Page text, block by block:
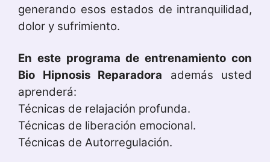
generando esos estados de intranquilidad,
dolor y sufrimiento.
En este programa de entrenamiento con
Bio Hipnosis Reparadora además usted
aprenderá:
Técnicas de relajación profunda.
Técnicas de liberación emocional.
Técnicas de Autorregulación.